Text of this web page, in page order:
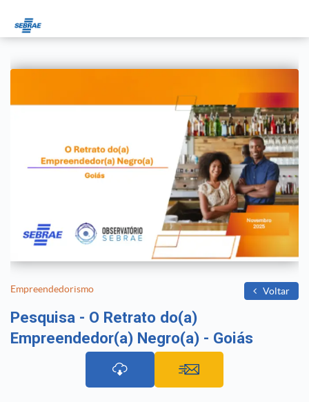
Empreendedorismo Voltar
Pesquisa - O Retrato do(a)
Empreendedor(a) Negro(a) - Goiás